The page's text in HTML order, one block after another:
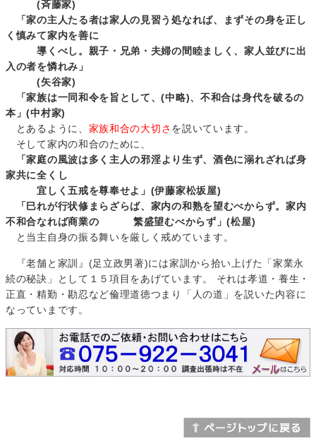
(斉藤家)
「家の主人たる者は家人の見習う処なれば、まずその身を正し
く慎みて家内を善に
導くべし。親子・兄弟・夫婦の間睦ましく、家人並びに出
入の者を憐れみ」
(矢谷家)
「家族は一同和令を旨として、(中略)、不和合は身代を破るの
本」(中村家)
とあるように、 家族和合の大切さ を説いています。
そして家内の和合のために、
「家庭の風波は多く主人の邪淫より生ず、酒色に溺れざれば身
家共に全くし
宜しく五戒を尊奉せよ」(伊藤家松坂屋)
「巳れが行状修まらざらば、家内の和熟を望むべからず。家内
不和合なれば商業の 繁盛望むべからず」(松屋)
と当主自身の振る舞いを厳しく戒めています。
『老舗と家訓』(足立政男著)には家訓から拾い上げた「家業永
続の秘訣」として１５項目をあげています。 それは孝道・養生・
正直・精勤・勘忍など倫理道徳つまり「人の道」を説いた内容に
なっていまです。